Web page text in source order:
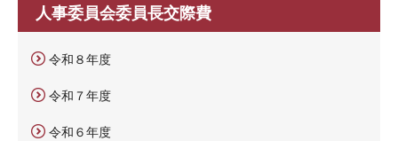
人事委員会委員長交際費
令和８年度
令和７年度
令和６年度